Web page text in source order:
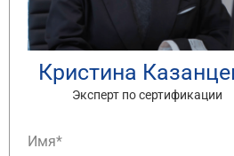
Кристина
Эксперт по сертификации